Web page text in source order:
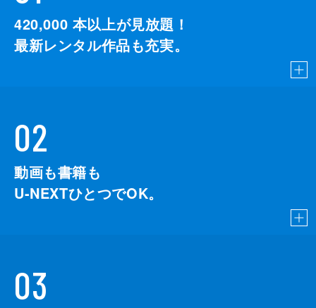
420,000 本以上が見放題！
最新レンタル作品も充実。
02
動画も書籍も
U-NEXTひとつでOK。
03